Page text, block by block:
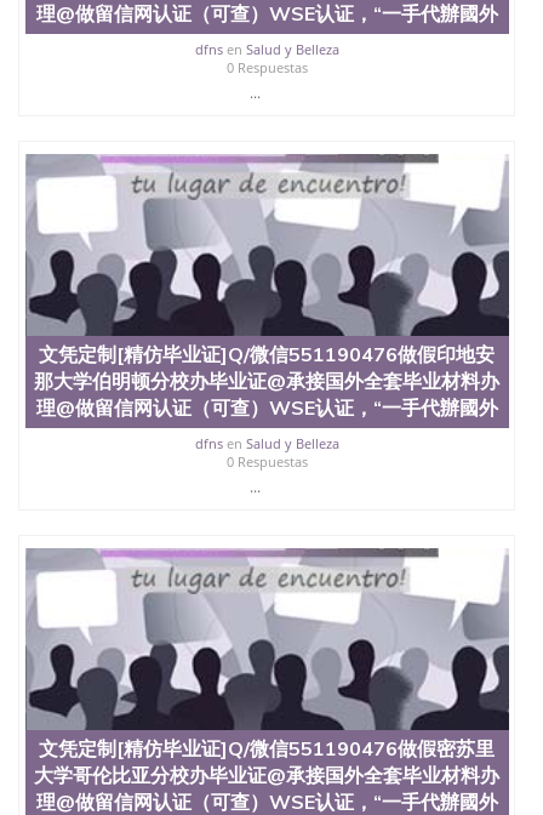
理@做留信网认证（可查）WSE认证，“一手代辦國外
dfnsen Salud y Belleza
0 Respuestas
...
文凭定制[精仿毕业证]Q/微信551190476做假印地安
那大学伯明顿分校办毕业证@承接国外全套毕业材料办
理@做留信网认证（可查）WSE认证，“一手代辦國外
dfnsen Salud y Belleza
0 Respuestas
...
文凭定制[精仿毕业证]Q/微信551190476做假密苏里
大学哥伦比亚分校办毕业证@承接国外全套毕业材料办
理@做留信网认证（可查）WSE认证，“一手代辦國外